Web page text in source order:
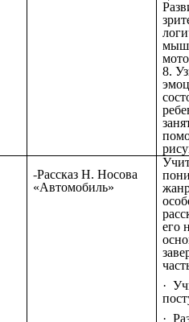
8.
-Рассказ Н. Носова
«Автомобиль»
его
·
·